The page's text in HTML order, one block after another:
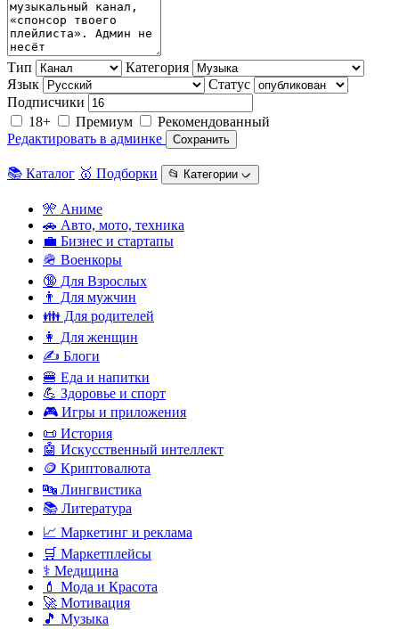
Тип
Категория
Язык
Статус
Подписчики
18+
Премиум
Рекомендованный
Редактировать в админке
Сохранить
📚 Каталог 🥇 Подборки 📂 Категории ᨆ
🎌 Аниме
🚗 Авто, мото, техника
💼 Бизнес и стартапы
🪖 Военкоры
🔞 Для Взрослых
👨 Для мужчин
👪 Для родителей
👩 Для женщин
✍️ Блоги
🍔 Еда и напитки
💪 Здоровье и спорт
🎮 Игры и приложения
📜 История
🤖 Искусственный интеллект
🪙 Криптовалюта
🔤 Лингвистика
📚 Литература
📈 Маркетинг и реклама
🛒 Маркетплейсы
⚕️ Медицина
💄 Мода и Красота
🚀 Мотивация
🎵 Музыка